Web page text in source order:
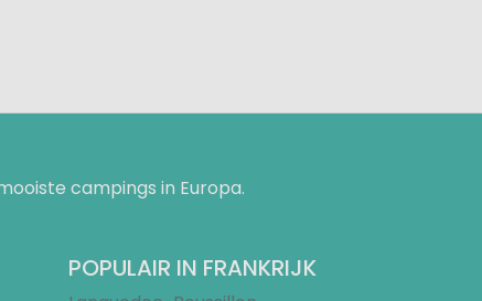
campings in Europa.
POPULAIR IN FRANKRIJK